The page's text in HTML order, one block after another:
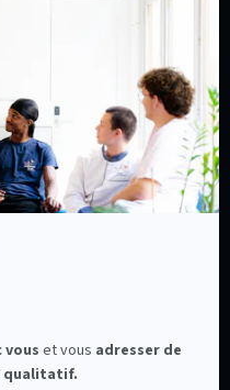
L’ORIENTATION